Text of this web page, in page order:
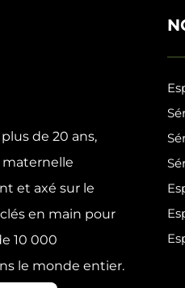
de 20 ans,
et axé sur le
en main pour
10 000
le monde entier.